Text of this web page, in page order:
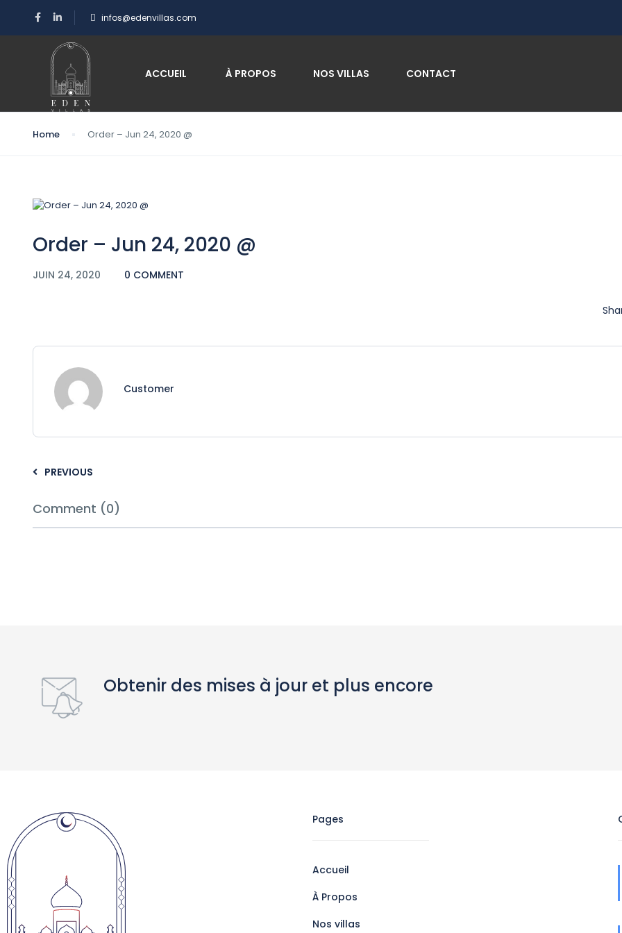
infos@edenvillas.com
ACCUEIL À PROPOS NOS VILLAS CONTACT
Blog
Home Order – Jun 24, 2020 @
Order – Jun 24, 2020 @
JUIN 24, 2020 0 COMMENT
Customer
PREVIOUS
Comment (0)
Obtenir des mises à jour et plus encore
Pages
Accueil
À Propos
Nos villas